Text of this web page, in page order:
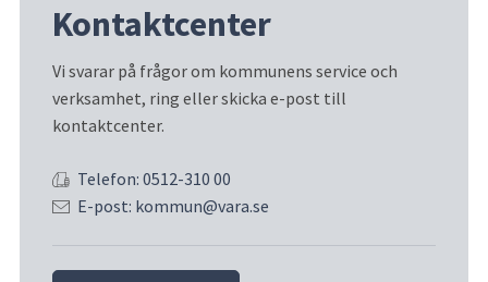
Kontaktcenter
Vi svarar på frågor om kommunens service och
verksamhet, ring eller skicka e-post till
kontaktcenter.
Telefon: 0512-310 00
E-post: kommun@vara.se